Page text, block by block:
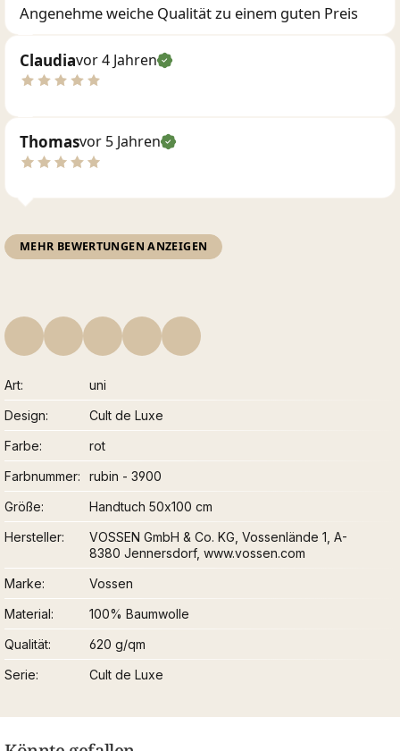
Angenehme weiche Qualität zu einem guten Preis
Claudiavor 4 Jahren
Thomasvor 5 Jahren
MEHR BEWERTUNGEN ANZEIGEN
Art
uni
Design
Cult de Luxe
Farbe
rot
Farbnummer
rubin - 3900
Größe
Handtuch 50x100 cm
Hersteller
VOSSEN GmbH & Co. KG, Vossenlände 1, A-
8380 Jennersdorf, www.vossen.com
Marke
Vossen
Material
100% Baumwolle
Qualität
620 g/qm
Serie
Cult de Luxe